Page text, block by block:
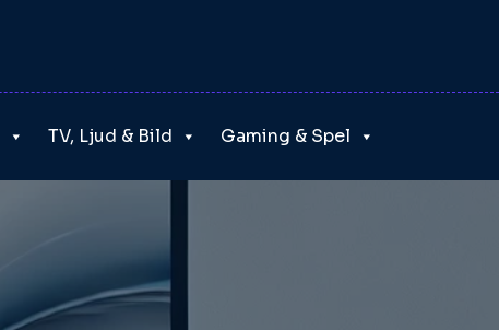
TV, Ljud & Bild Gaming & Spel